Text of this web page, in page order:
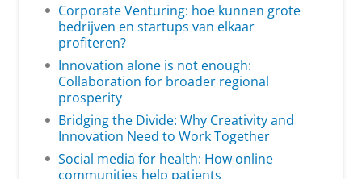
Corporate Venturing: hoe kunnen grote
bedrijven en startups van elkaar
profiteren?
Innovation alone is not enough:
Collaboration for broader regional
prosperity
Bridging the Divide: Why Creativity and
Innovation Need to Work Together
Social media for health: How online
communities help patients